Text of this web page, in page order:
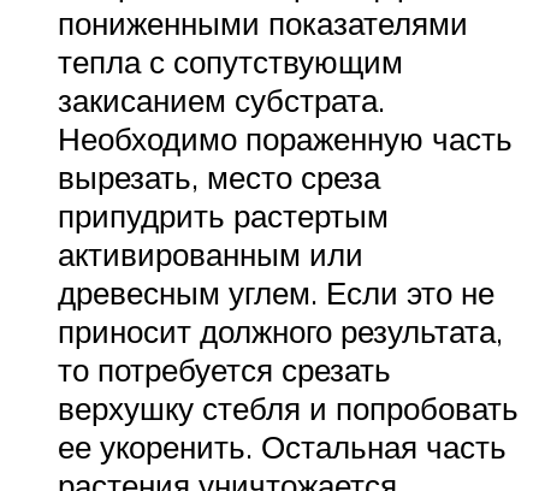
пониженными показателями
тепла с сопутствующим
закисанием субстрата.
Необходимо пораженную часть
вырезать, место среза
припудрить растертым
активированным или
древесным углем. Если это не
приносит должного результата,
то потребуется срезать
верхушку стебля и попробовать
ее укоренить. Остальная часть